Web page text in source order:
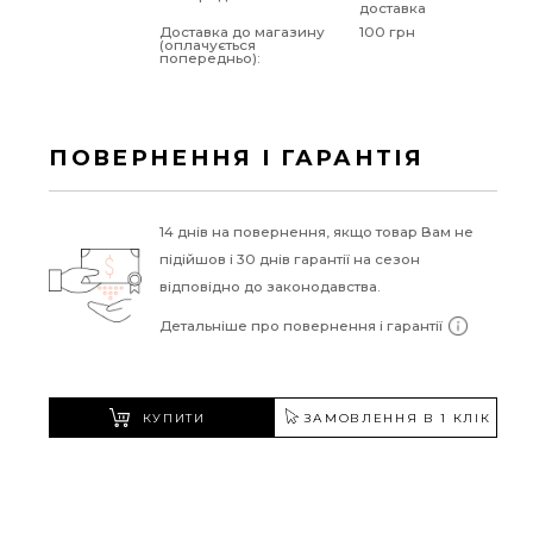
доставка
Доставка до магазину
(оплачується
попередньо):
100 грн
ПОВЕРНЕННЯ І ГАРАНТІЯ
14 днів на повернення, якщо товар Вам не
підійшов і 30 днів гарантії на сезон
відповідно до законодавства.
Детальніше про повернення і гарантії
КУПИТИ ЗАМОВЛЕННЯ В 1 КЛІК